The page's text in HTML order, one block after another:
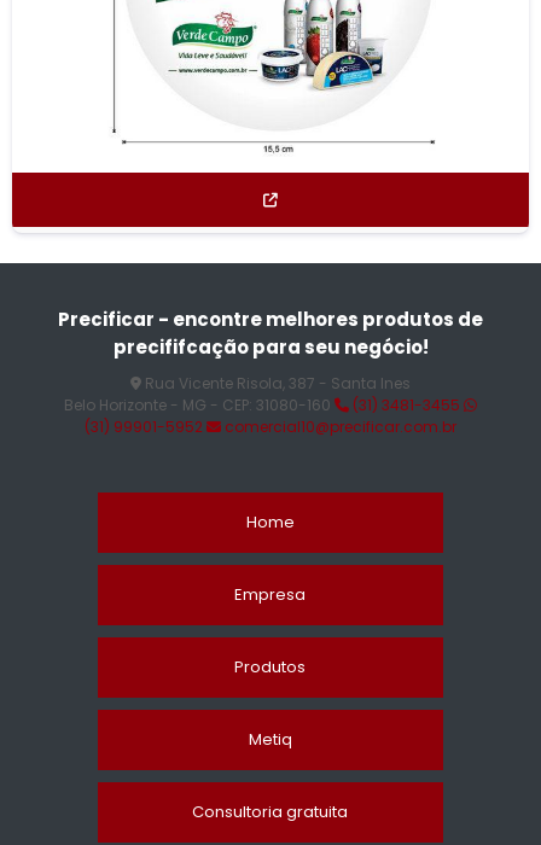
Precificar - encontre melhores produtos de
precififcação para seu negócio!
Rua Vicente Risola, 387 - Santa Ines
Belo Horizonte - MG - CEP: 31080-160
(31) 3481-3455
(31) 99901-5952
comercial10@precificar.com.br
Home
Empresa
Produtos
Metiq
Consultoria gratuita